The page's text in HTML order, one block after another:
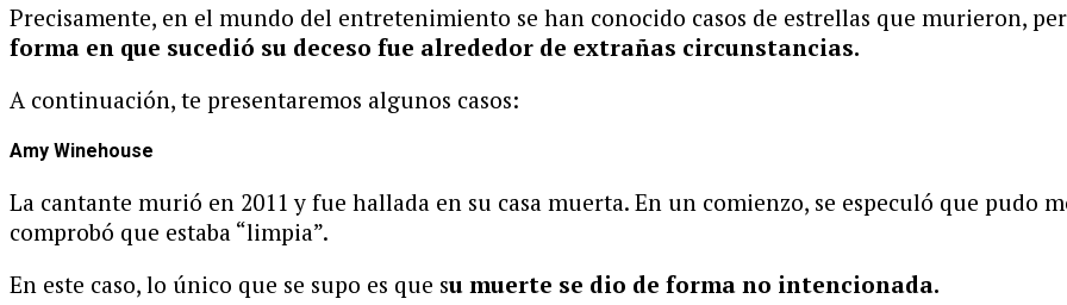
Precisamente, en el mundo del entretenimiento se han conocido casos de estrellas que murieron,
forma en que sucedió su deceso fue alrededor de extrañas circunstancias.
A continuación, te presentaremos algunos casos:
Amy Winehouse
La cantante murió en 2011 y fue hallada en su casa muerta. En un comienzo, se especuló que pudo
comprobó que estaba “limpia”.
En este caso, lo único que se supo es que su muerte se dio de forma no intencionada.